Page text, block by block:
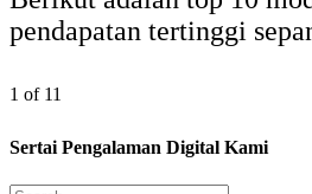
pendapatan tertinggi
1 of 11
Sertai Pengalaman Digital Kami